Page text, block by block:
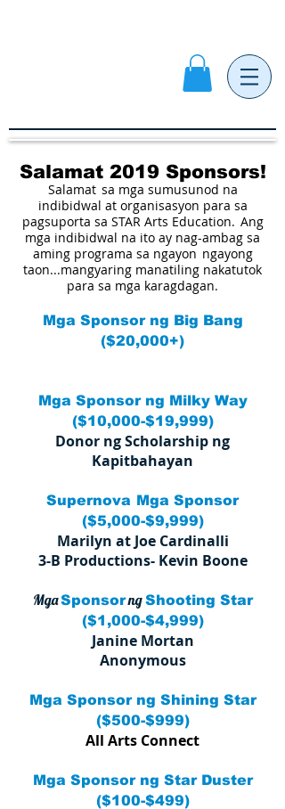
Salamat 2019 Sponsors!
Salamat sa mga sumusunod na
indibidwal at organisasyon para sa
pagsuporta sa STAR Arts Education. Ang
mga indibidwal na ito ay nag-ambag sa
aming programa sa ngayon ngayong
taon...mangyaring manatiling nakatutok
para sa mga karagdagan.
Mga Sponsor ng Big Bang
($20,000+)
Mga Sponsor ng Milky Way
($10,000-$19,999)
Donor ng Scholarship ng
Kapitbahayan
Supernova Mga Sponsor
($5,000-$9,999)
Marilyn at Joe Cardinalli
3-B Productions- Kevin Boone
MgaSponsorngShooting Star
($1,000-$4,999)
Janine Mortan
Anonymous
Mga Sponsor ng Shining Star
($500-$999)
All Arts Connect
Mga Sponsor ng Star Duster
($100-$499)